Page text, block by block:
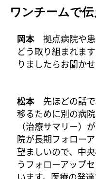
ワンチームで
岡本 拠点病院や
どう取り組まれま
りましたらお聞かせ
松本 先ほどの話
移るために別の病
（治療サマリー）
院が長期フォロー
望ましいので、中
うフォローアップ
います。医療の発